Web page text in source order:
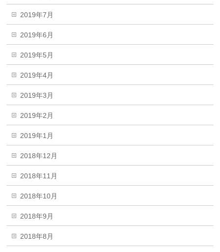
2019年7月
2019年6月
2019年5月
2019年4月
2019年3月
2019年2月
2019年1月
2018年12月
2018年11月
2018年10月
2018年9月
2018年8月